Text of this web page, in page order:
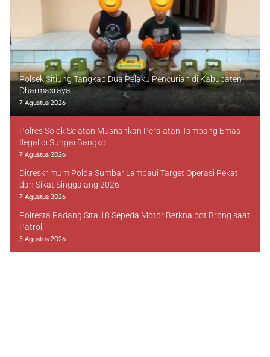
Polsek Sitiung Tangkap Dua Pelaku Pencurian di Kabupaten
Dharmasraya
7 Agustus 2026
Polres Solok Selatan Musnahkan Peralatan Tambang Emas
Ilegal di Sungai Bangko
7 Agustus 2026
Ditreskrimum Polda Sumbar Lampaui Target Operasi Pekat
dan Sikat Singgalang 2026
7 Agustus 2026
Polresta Padang Sita 18 Sepeda Motor Berknalpot Brong saat
Patroli
3 Agustus 2026